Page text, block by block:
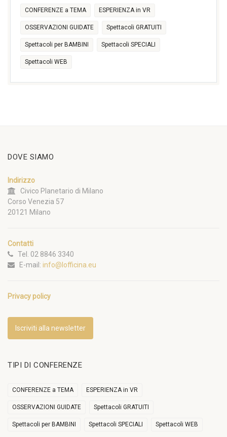
CONFERENZE a TEMA ESPERIENZA in VR
OSSERVAZIONI GUIDATE Spettacoli GRATUITI
Spettacoli per BAMBINI Spettacoli SPECIALI
Spettacoli WEB
DOVE SIAMO
Indirizzo
Civico Planetario di Milano
Corso Venezia 57
20121 Milano
Contatti
Tel. 02 8846 3340
E-mail: info@lofficina.eu
Privacy policy
Iscriviti alla newsletter
TIPI DI CONFERENZE
CONFERENZE a TEMA ESPERIENZA in VR
OSSERVAZIONI GUIDATE Spettacoli GRATUITI
Spettacoli per BAMBINI Spettacoli SPECIALI Spettacoli WEB